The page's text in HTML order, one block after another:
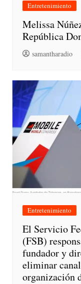
Entretenimiento
Melissa
República
samantharadio
Entretenimiento
El Servicio
(FSB)
fundador y
eliminar
organización